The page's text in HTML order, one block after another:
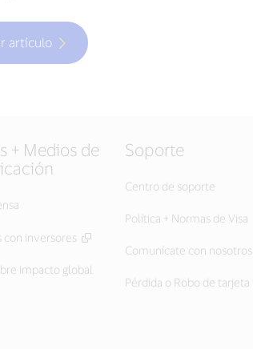
artículo
+ Medios de
con inversores
impacto global
Soporte
Centro de soporte
Política + Normas de Visa
Comunícate con nosotros
Pérdida o Robo de tarjeta